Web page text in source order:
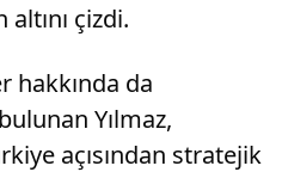
çizdi.
hakkında da
Yılmaz,
açısından stratejik